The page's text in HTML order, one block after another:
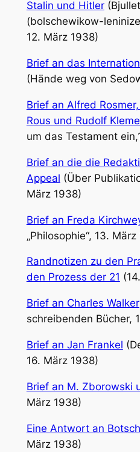
Stalin und Hitler
(bolschewikow-
12. März 1938)
Brief an das
(Hände weg von
Brief an Alfred
Rous und Rudolf
um das Testament
Brief an die die
Appeal (Über
März 1938)
Brief an Freda
„Philosophie“, 13. März
Randnotizen zu den
den Prozess der 21
Brief an Charles Walker
schreibenden Bücher,
Brief an Jan Frankel
16. März 1938)
Brief an M. Zborowski
März 1938)
Eine Antwort an
März 1938)